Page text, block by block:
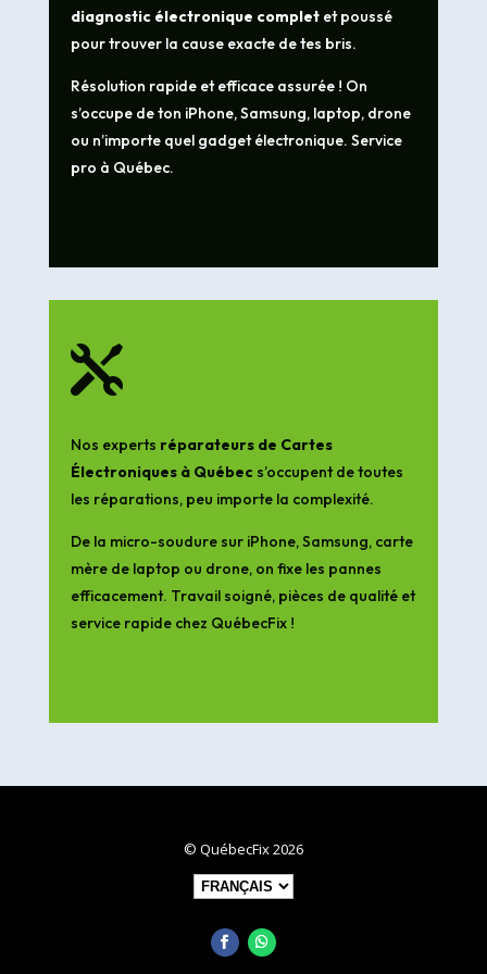
diagnostic électronique completet poussé
pour trouver la cause exacte de tes bris.
Résolution rapide et efficace assurée ! On
s’occupe de ton iPhone, Samsung, laptop, drone
ou n’importe quel gadget électronique. Service
pro à Québec.

Nos experts réparateurs de Cartes
Électroniques à Québecs’occupent de toutes
les réparations, peu importe la complexité.
De la micro-soudure sur iPhone, Samsung, carte
mère de laptop ou drone, on fixe les pannes
efficacement. Travail soigné, pièces de qualité et
service rapide chez QuébecFix !
© QuébecFix 2026